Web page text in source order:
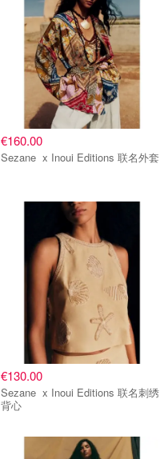
€160.00
Sezane x Inoui Editions 联名外套
€130.00
Sezane x Inoui Editions 联名刺绣
背心